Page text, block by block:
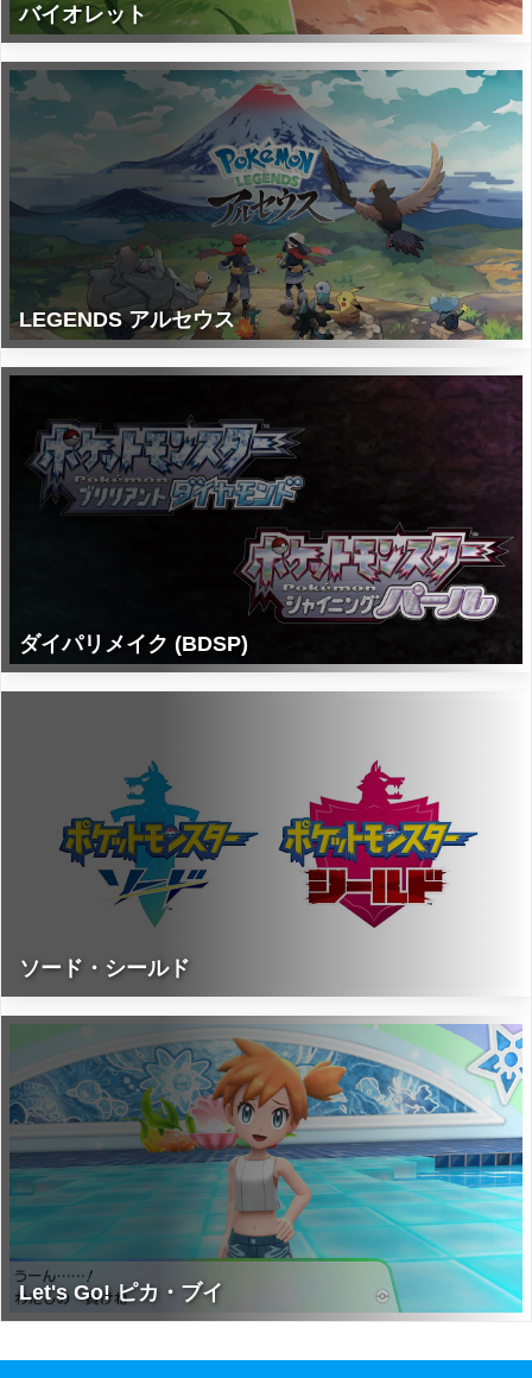
バイオレット
LEGENDS アルセウス
ダイパリメイク (BDSP)
ソード・シールド
Let's Go! ピカ・ブイ